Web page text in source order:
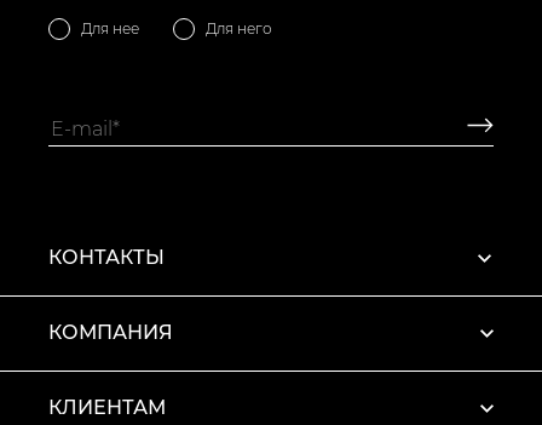
Для нее Для него
КОНТАКТЫ
КОМПАНИЯ
КЛИЕНТАМ